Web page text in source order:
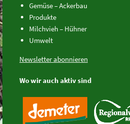
Gemüse – Ackerbau
Produkte
Milchvieh – Hühner
Umwelt
Newsletter abonnieren
Wo wir auch aktiv sind